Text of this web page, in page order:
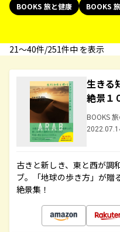
BOOKS 旅と健康
BOOKS
21〜40件/251件中 を表示
生きる
絶景１
BOOKS
古きと新しき、東と西が調
ブ。「地球の歩き方」が贈
絶景集！